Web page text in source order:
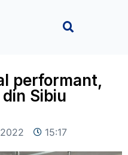
performant,
Sibiu
15:17